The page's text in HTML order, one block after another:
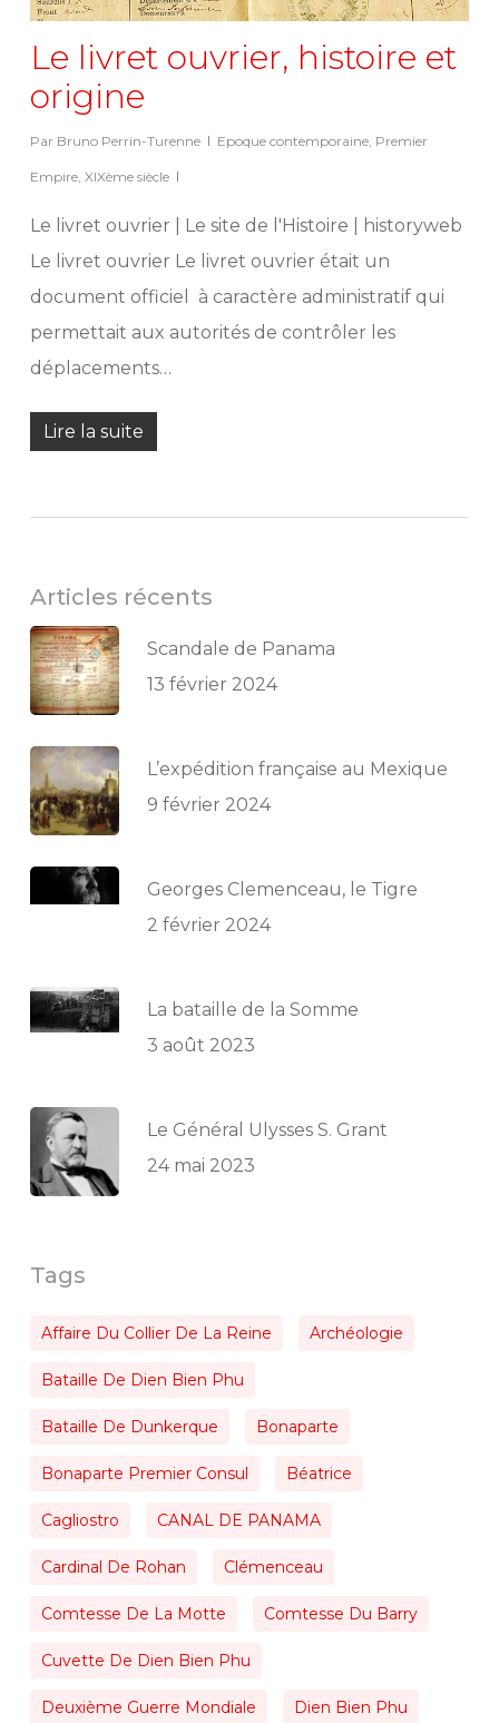
Le livret ouvrier, histoire et
origine
Par Bruno Perrin-Turenne Epoque contemporaine, Premier
Empire, XIXème siècle
Le livret ouvrier | Le site de l'Histoire | historyweb
Le livret ouvrier Le livret ouvrier était un
document officiel à caractère administratif qui
permettait aux autorités de contrôler les
déplacements…
Lire la suite
Articles récents
Scandale de Panama
13 février 2024
L’expédition française au Mexique
9 février 2024
Georges Clemenceau, le Tigre
2 février 2024
La bataille de la Somme
3 août 2023
Le Général Ulysses S. Grant
24 mai 2023
Tags
Affaire Du Collier De La Reine Archéologie
Bataille De Dien Bien Phu
Bataille De Dunkerque Bonaparte
Bonaparte Premier Consul Béatrice
Cagliostro CANAL DE PANAMA
Cardinal De Rohan Clémenceau
Comtesse De La Motte Comtesse Du Barry
Cuvette De Dien Bien Phu
Deuxième Guerre Mondiale Dien Bien Phu